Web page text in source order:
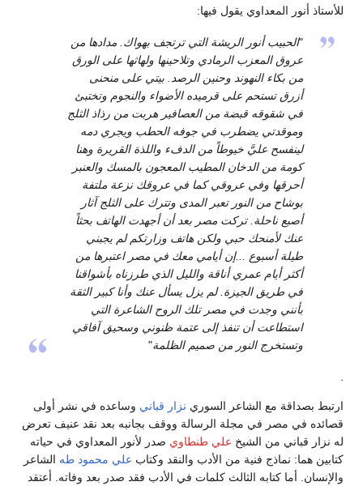
للأستاذ أنور المعداوي يقول فيها:
"الحبيب أنور الريشة التي ترتجف بهواك. مدادها من
عروق المعزب الرمادي وتلاحينها ولهاثها على الورق
من بكاء النهوند وحنين الرصد. بيتي على منحنى
أزرق تستحم على قرميده الأضواء والنجوم وتختبئ
في شقوقه قبضة من العصافير هربت من رذاذ الثلج
وموقدتي يضطرب في جوفه الحطب ويجري دمه
لينفسح عليَّ خيوطاً من الدفء واللذة القريرة وهنا
كومة من الدخان المطيب المعجون بالمسك والعنبر
أحرقها وفي عروقي كما في عروقك نزعة ملتفة
بوشاح من النور تعبر المدى وتترك على الثلج آثار
أصبع ناحلة. تركت مصر بعد أن أجهدت الهاتف بحثاً
عنك لأمنحك حبي ولكن هاتف وزارتكم لم يجبني
طيلة أسبوع ...إن أيامي معك في مصر اعتبرها من
أكثر أيام عمري أناقة والليل الذي طرزناه بأشواقنا
في طريق الجيزة. لم يزل يسأل عنك وأنا كبير الثقة
بأنني وجدت في مصر تلك الروح الشاعرة التي
استطاعت أن تنفذ إلى عتمة ظنوني وسحيق آفاقي
وتستخرج النور من صميم الظلمة"
ارتبط بصداقة مع الشاعر السوري نزار قباني وساعده في نشر أولى
قصائده في مصر في مجلة الرسالة ووقف بجانبه بعد نقد عنيف تعرض
له نزار قباني من الشيخ علي طنطاوي صدر لأنور المعداوي في حياته
كتابين هما: نماذج فنية من الأدب والنقد وكتاب علي محمود طه الشاعر
والإنسان. أما كتابه الثالث كلمات في الأدب فقد صدر بعد وفاته. أعتقد